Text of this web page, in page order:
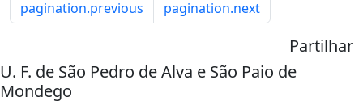
pagination.previous
pagination.next
Partilhar
U. F. de São Pedro de Alva e São Paio de
Mondego